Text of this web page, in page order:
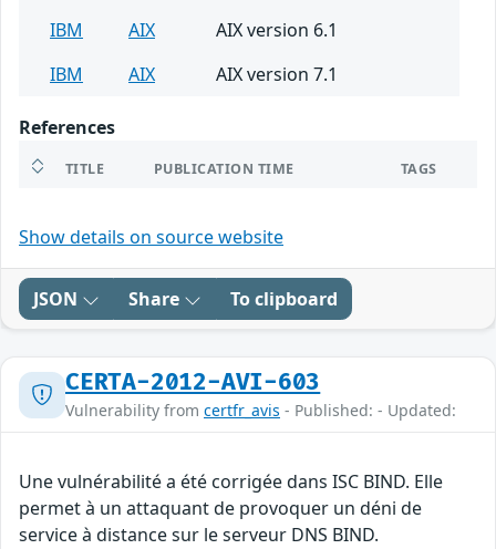
IBM
AIX
AIX version 6.1
IBM
AIX AIX version 7.1
References
TITLE PUBLICATION TIME TAGS
Show details on source website
JSON Share To clipboard
CERTA-2012-AVI-603
Vulnerability from certfr_avis - Published: - Updated:
Une vulnérabilité a été corrigée dans ISC BIND. Elle
permet à un attaquant de provoquer un déni de
service à distance sur le serveur DNS BIND.